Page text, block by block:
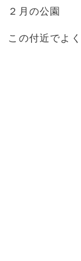
２月の公園
この付近でよ